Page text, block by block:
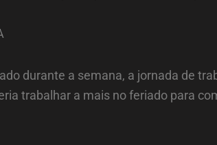
durante a semana, a jornada de
trabalhar a mais no feriado para